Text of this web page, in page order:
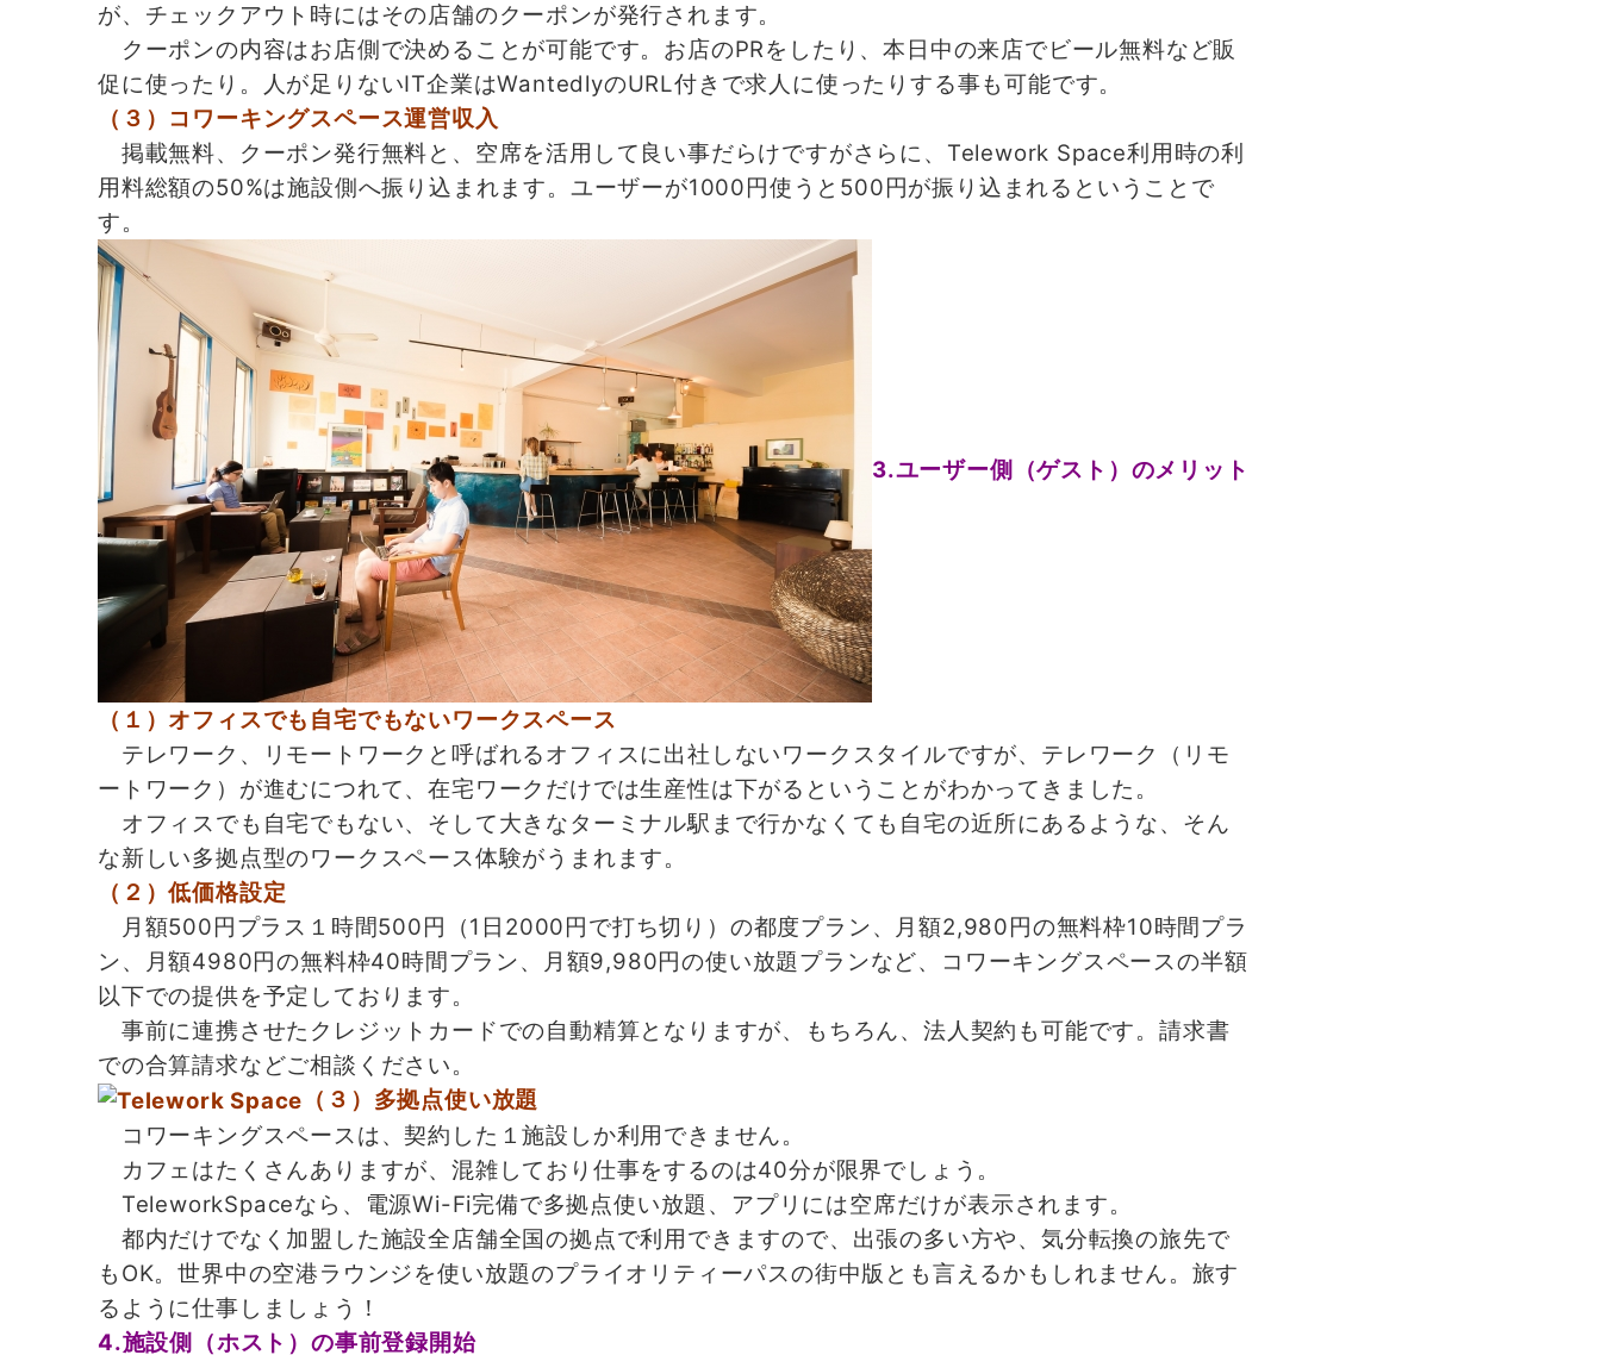
が、チェックアウト時にはその店舗のクーポンが発行されます。
クーポンの内容はお店側で決めることが可能です。お店のPRをしたり、本日中の来店でビール無料など販
促に使ったり。人が足りないIT企業はWantedlyのURL付きで求人に使ったりする事も可能です。
（３）コワーキングスペース運営収入
掲載無料、クーポン発行無料と、空席を活用して良い事だらけですがさらに、Telework Space利用時の利
用料総額の50%は施設側へ振り込まれます。ユーザーが1000円使うと500円が振り込まれるということで
す。
3.ユーザー側（ゲスト）のメリット
（１）オフィスでも自宅でもないワークスペース
テレワーク、リモートワークと呼ばれるオフィスに出社しないワークスタイルですが、テレワーク（リモ
ートワーク）が進むにつれて、在宅ワークだけでは生産性は下がるということがわかってきました。
オフィスでも自宅でもない、そして大きなターミナル駅まで行かなくても自宅の近所にあるような、そん
な新しい多拠点型のワークスペース体験がうまれます。
（２）低価格設定
月額500円プラス１時間500円（1日2000円で打ち切り）の都度プラン、月額2,980円の無料枠10時間プラ
ン、月額4980円の無料枠40時間プラン、月額9,980円の使い放題プランなど、コワーキングスペースの半額
以下での提供を予定しております。
事前に連携させたクレジットカードでの自動精算となりますが、もちろん、法人契約も可能です。請求書
での合算請求などご相談ください。
（３）多拠点使い放題
コワーキングスペースは、契約した１施設しか利用できません。
カフェはたくさんありますが、混雑しており仕事をするのは40分が限界でしょう。
TeleworkSpaceなら、電源Wi-Fi完備で多拠点使い放題、アプリには空席だけが表示されます。
都内だけでなく加盟した施設全店舗全国の拠点で利用できますので、出張の多い方や、気分転換の旅先で
もOK。世界中の空港ラウンジを使い放題のプライオリティーパスの街中版とも言えるかもしれません。旅す
るように仕事しましょう！
4.施設側（ホスト）の事前登録開始